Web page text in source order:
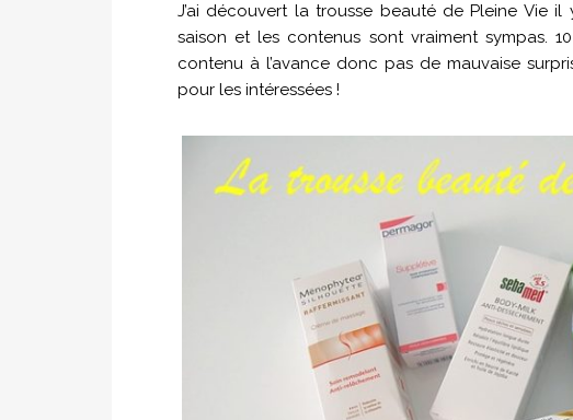
J’ai découvert la trousse beauté de Pleine Vie
saison et les contenus sont vraiment sympas.
contenu à l’avance donc pas de mauvaise
pour les intéressées !